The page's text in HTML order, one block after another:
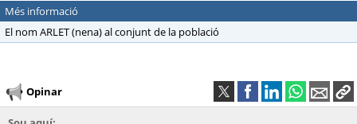
Més informació
El nom ARLET (nena) al conjunt de la població
Opinar